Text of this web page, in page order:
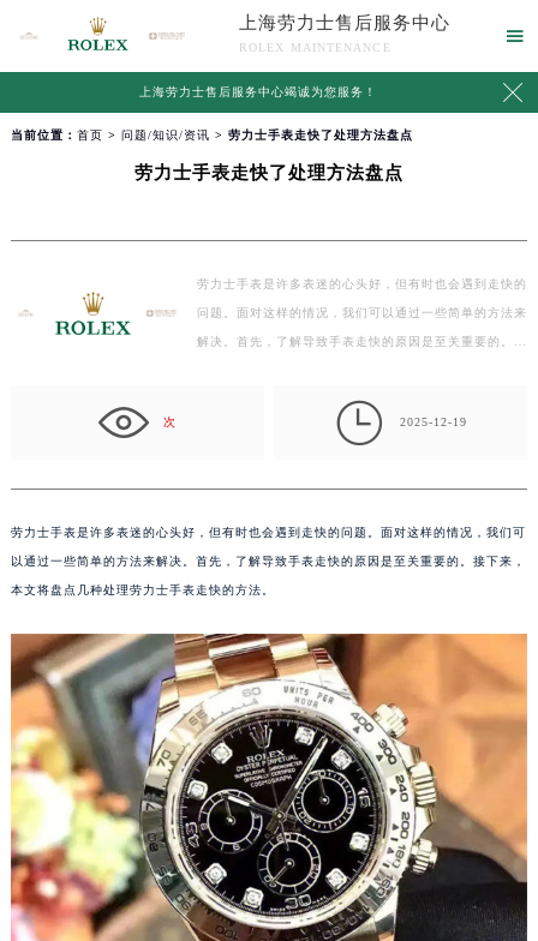
上海劳力士售后服务中心
ROLEX MAINTENANCE

上海劳力士售后服务中心竭诚为您服务！ 
当前位置： 首页 > 问题/知识/资讯 > 劳力士手表走快了处理方法盘点
劳力士手表走快了处理方法盘点
劳力士手表是许多表迷的心头好，但有时也会遇到走快的
问题。面对这样的情况，我们可以通过一些简单的方法来
解决。首先，了解导致手表走快的原因是至关重要的。…
次  2025-12-19
劳力士手表是许多表迷的心头好，但有时也会遇到走快的问题。面对这样的情况，我们可
以通过一些简单的方法来解决。首先，了解导致手表走快的原因是至关重要的。接下来，
本文将盘点几种处理劳力士手表走快的方法。